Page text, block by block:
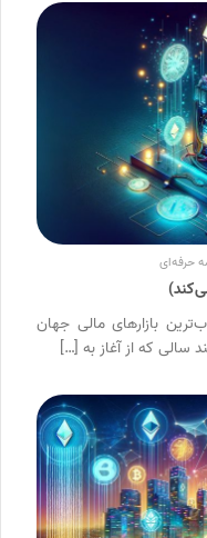
حرفه‌ای
بازارهای مالی جهان
سالی که از آغاز به […]